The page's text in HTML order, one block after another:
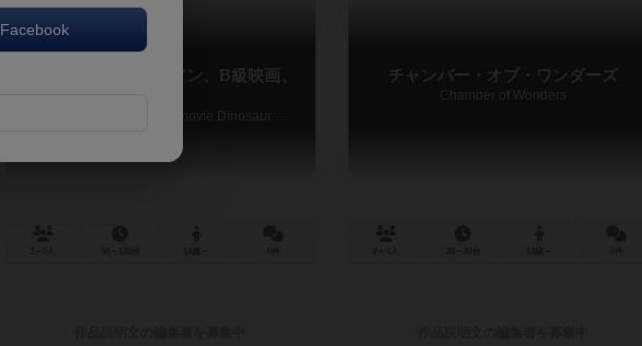
アンフェア：エイリアン、B級映画、
チャンバー・オブ・ワンダーズ
Chamber of Wonders
Facebook